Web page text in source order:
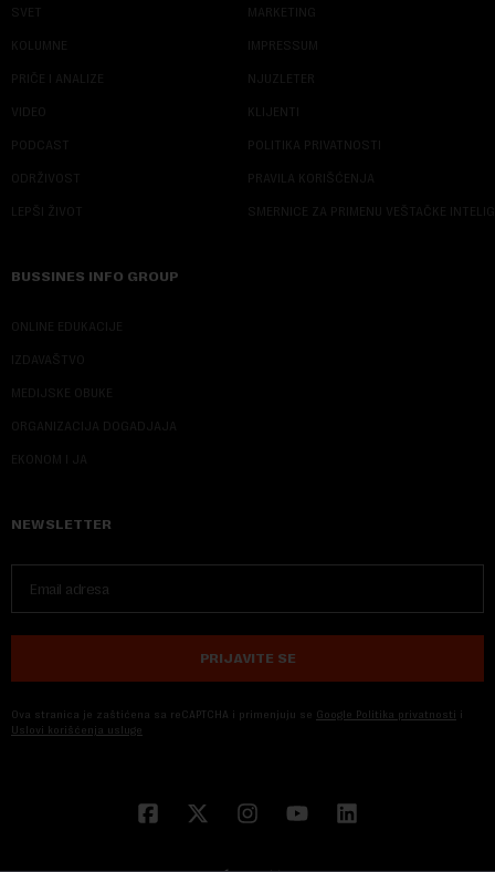
SVET
KOLUMNE
PRIČE I ANALIZE
VIDEO
PODCAST
ODRŽIVOST
LEPŠI ŽIVOT
MARKETING
IMPRESSUM
NJUZLETER
KLIJENTI
POLITIKA PRIVATNOSTI
PRAVILA KORIŠĆENJA
SMERNICE ZA PRIMENU VEŠTAČKE
BUSSINES INFO GROUP
ONLINE EDUKACIJE
IZDAVAŠTVO
MEDIJSKE OBUKE
ORGANIZACIJA DOGADJAJA
EKONOM I JA
NEWSLETTER
PRIJAVITE SE
Ova stranica je zaštićena sa reCAPTCHA i primenjuju se Google Politika privatnosti i
Uslovi korišćenja usluge